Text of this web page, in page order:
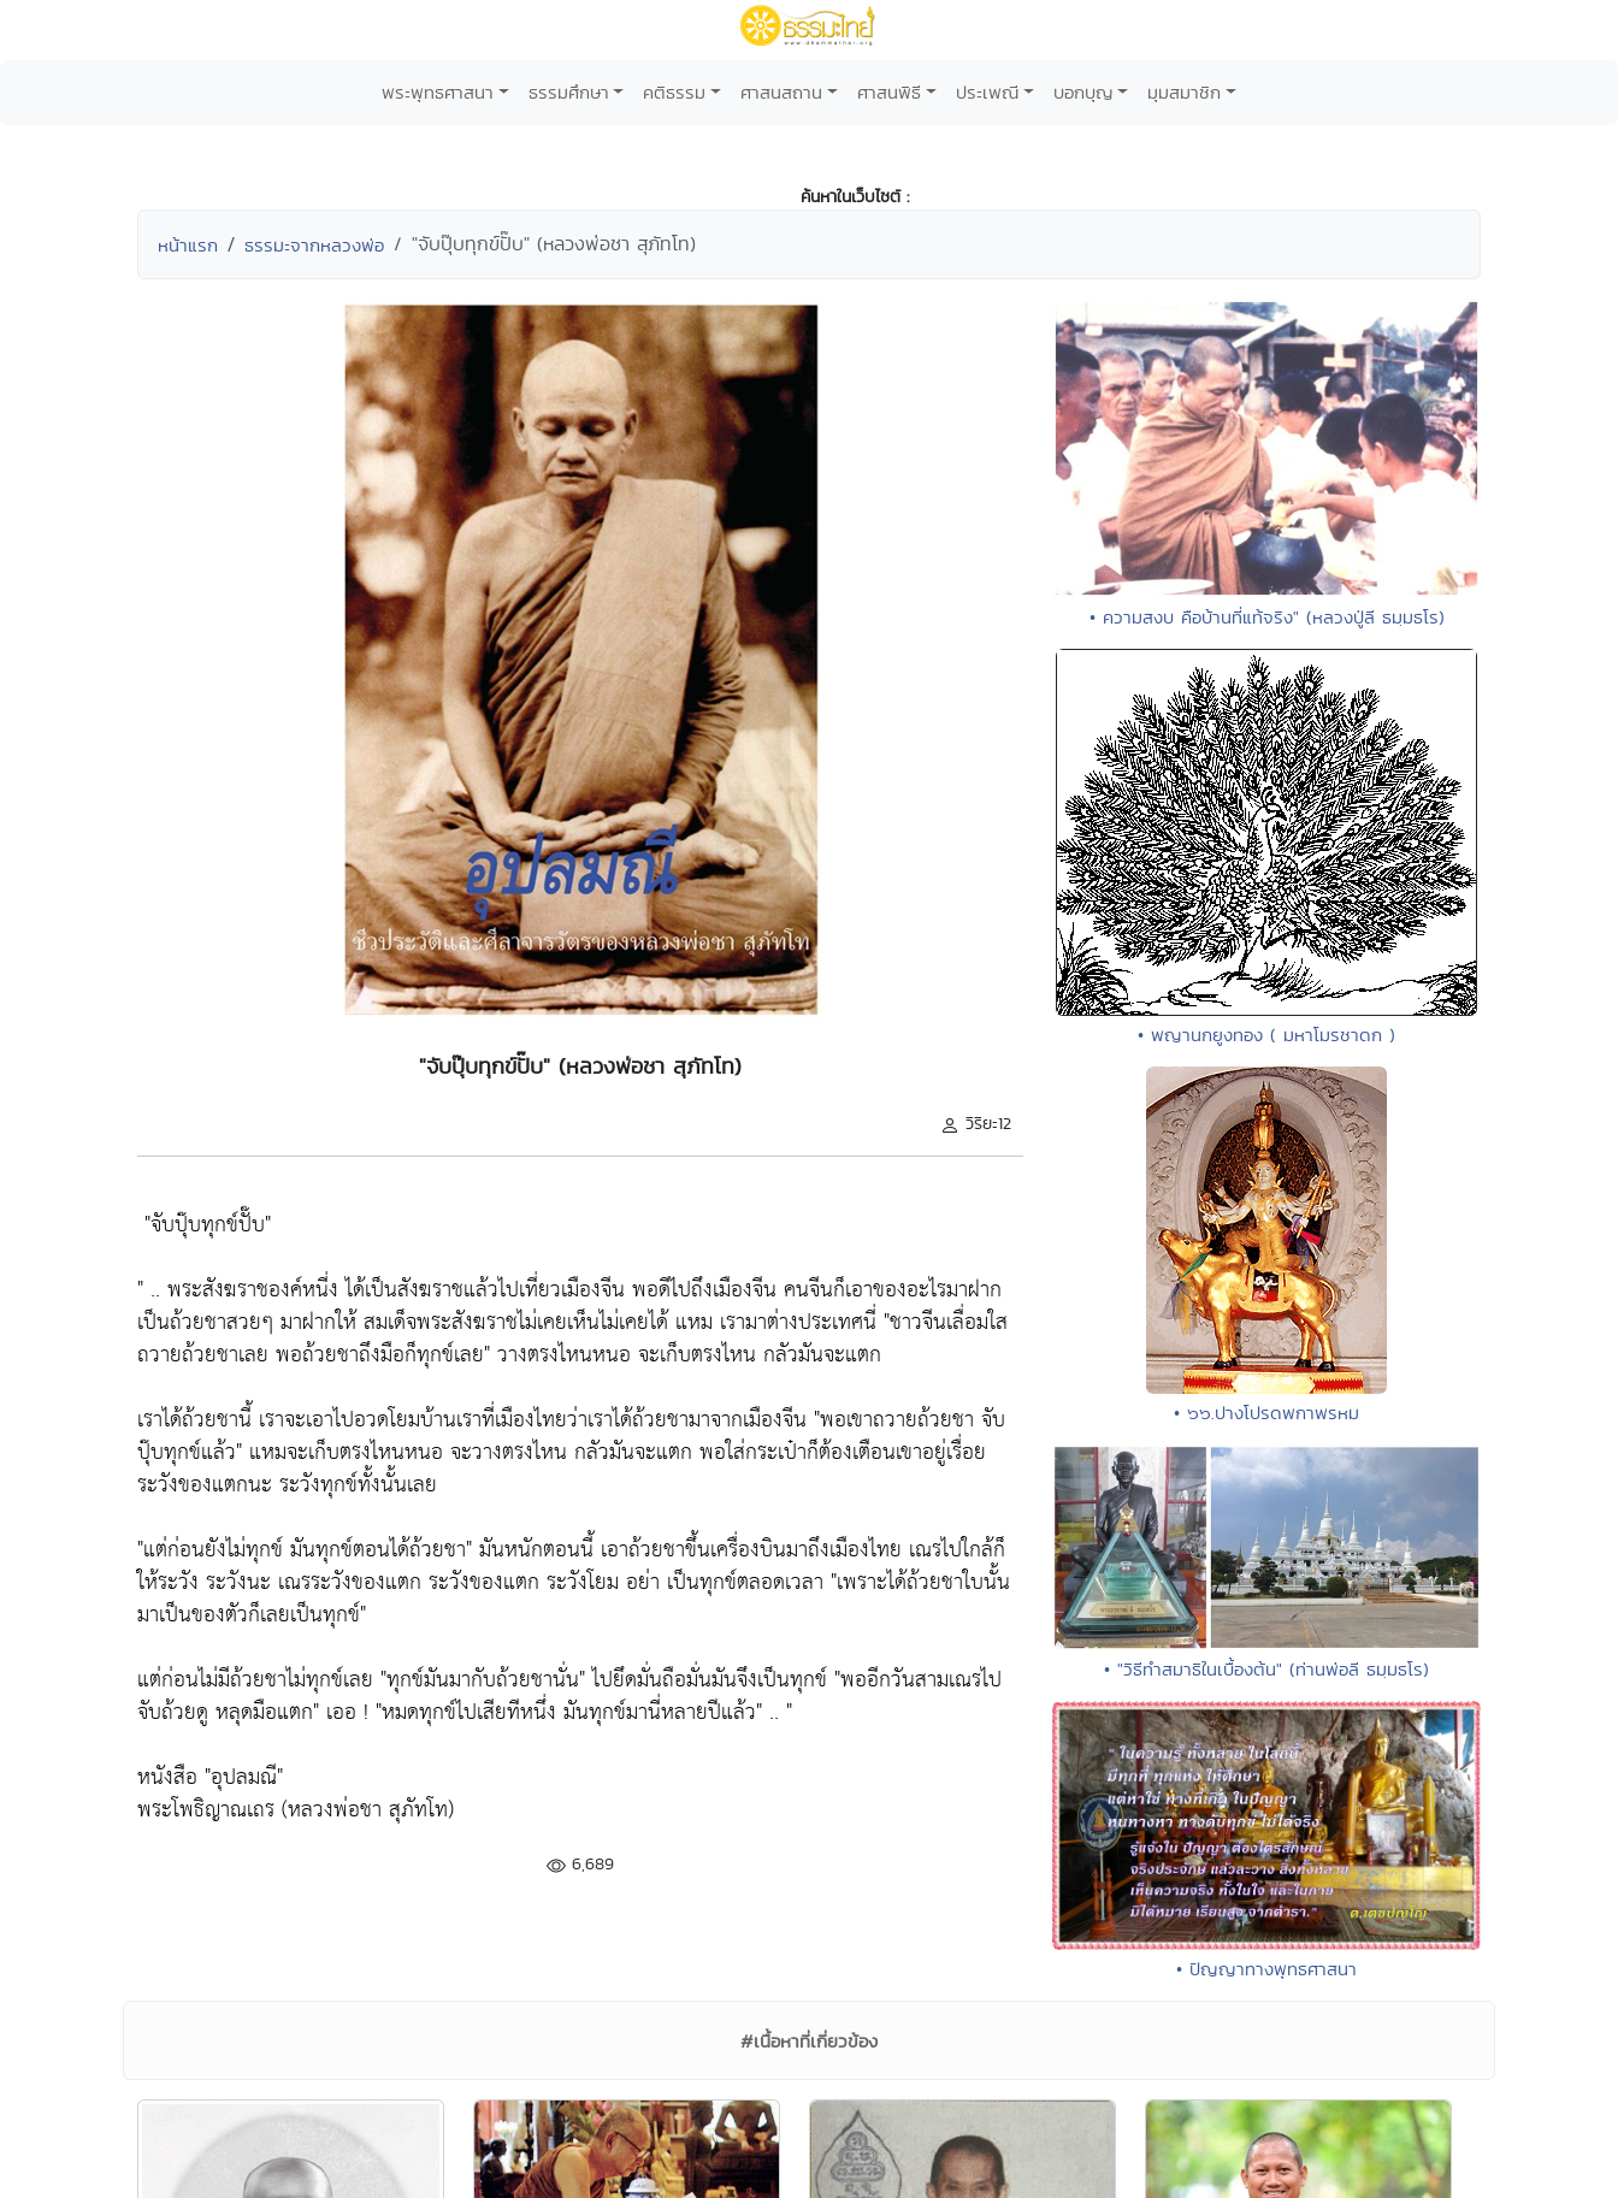
พระพุทธศาสนา ธรรมศึกษา คติธรรม ศาสนสถาน ศาสนพิธี ประเพณี บอกบุญ มุมสมาชิก
ค้นหาในเว็บไซต์ :
หน้าแรก ธรรมะจากหลวงพ่อ "จับปุ๊บทุกข์ปั๊บ" (หลวงพ่อชา สุภัทโท)
"จับปุ๊บทุกข์ปั๊บ" (หลวงพ่อชา สุภัทโท)
วิริยะ12
"จับปุ๊บทุกข์ปั๊บ"
" .. พระสังฆราชองค์หนี่งได้เป็นสังฆราชแล้วไปเที่ยวเมืองจีน พอดีไปถึงเมืองจีน คนจีนก็เอาของอะไรมาฝาก
เป็นถ้วยชาสวยๆ มาฝากให้ สมเด็จพระสังฆราชไม่เคยเห็นไม่เคยได้ แหม เรามาต่างประเทศนี่ "ชาวจีนเลื่อมใส
ถวายถ้วยชาเลย พอถ้วยชาถึงมือก็ทุกข์เลย"วางตรงไหนหนอ จะเก็บตรงไหน กลัวมันจะแตก
เราได้ถ้วยชานี้ เราจะเอาไปอวดโยมบ้านเราที่เมืองไทยว่าเราได้ถ้วยชามาจากเมืองจีน "พอเขาถวายถ้วยชา จับ
ปุ๊บทุกข์แล้ว" แหมจะเก็บตรงไหนหนอ จะวางตรงไหน กลัวมันจะแตก พอใส่กระเป๋าก็ต้องเตือนเขาอยู่เรื่อย
ระวังของแตกนะ ระวังทุกข์ทั้งนั้นเลย
"แต่ก่อนยังไม่ทุกข์ มันทุกข์ตอนได้ถ้วยชา"มันหนักตอนนี้ เอาถ้วยชาขึ้นเครื่องบินมาถึงเมืองไทย เณรไปใกล้ก็
ให้ระวัง ระวังนะ เณรระวังของแตก ระวังของแตก ระวังโยม อย่า เป็นทุกข์ตลอดเวลา "เพราะได้ถ้วยชาใบนั้น
มาเป็นของตัวก็เลยเป็นทุกข์"
แต่ก่อนไม่มีถ้วยชาไม่ทุกข์เลย "ทุกข์มันมากับถ้วยชานั่น"ไปยึดมั่นถือมั่นมันจึงเป็นทุกข์ "พออีกวันสามเณรไป
จับถ้วยดู หลุดมือแตก" เออ ! "หมดทุกข์ไปเสียทีหนึ่ง มันทุกข์มานี่หลายปีแล้ว" .. "
หนังสือ "อุปลมณี"
พระโพธิญาณเถร (หลวงพ่อชา สุภัทโท)
6,689
• ความสงบ คือบ้านที่แท้จริง" (หลวงปู่ลี ธมฺมธโร)
• พญานกยูงทอง ( มหาโมรชาดก )
• ๖๖.ปางโปรดพกาพรหม
• "วิธีทำสมาธิในเบื้องต้น" (ท่านพ่อลี ธมฺมธโร)
• ปัญญาทางพุทธศาสนา
#เนื้อหาที่เกี่ยวข้อง